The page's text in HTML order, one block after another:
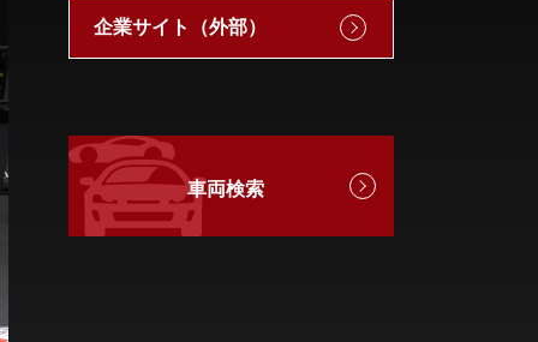
企業サイト（外部）
車両検索